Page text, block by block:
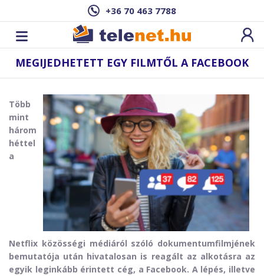
+36 70 463 7788
MEGIJEDHETETT EGY FILMTŐL A FACEBOOK
Több
mint
három
héttel
a
Netflix közösségi médiáról szóló dokumentumfilmjének
bemutatója után hivatalosan is reagált az alkotásra az
egyik leginkább érintett cég, a Facebook. A lépés, illetve